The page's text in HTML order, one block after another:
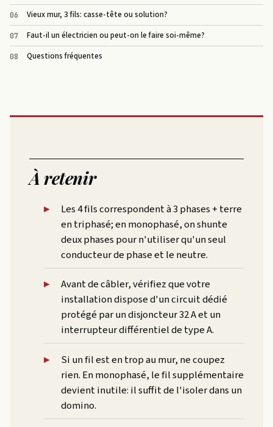
Vieux mur, 3 fils: casse-tête ou solution?
Faut-il un électricien ou peut-on le faire soi-même?
Questions fréquentes
À retenir
Les 4 fils correspondent à 3 phases + terre
en triphasé; en monophasé, on shunte
deux phases pour n'utiliser qu'un seul
conducteur de phase et le neutre.
Avant de câbler, vérifiez que votre
installation dispose d'un circuit dédié
protégé par un disjoncteur 32 A et un
interrupteur différentiel de type A.
Si un fil est en trop au mur, ne coupez
rien. En monophasé, le fil supplémentaire
devient inutile: il suffit de l'isoler dans un
domino.